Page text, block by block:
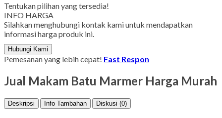
Tentukan pilihan yang tersedia!
INFO HARGA
Silahkan menghubungi kontak kami untuk mendapatkan
informasi harga produk ini.
Hubungi Kami
Pemesanan yang lebih cepat! Fast Respon
Jual Makam Batu Marmer Harga Murah
Deskripsi Info Tambahan Diskusi (0)